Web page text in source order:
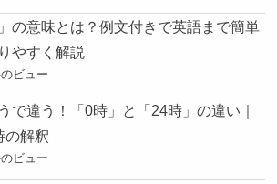
」の意味とは？例文付きで英語まで簡単
やすく解説
ビュー
で違う！「0時」と「24時」の違い｜
の解釈
ビュー